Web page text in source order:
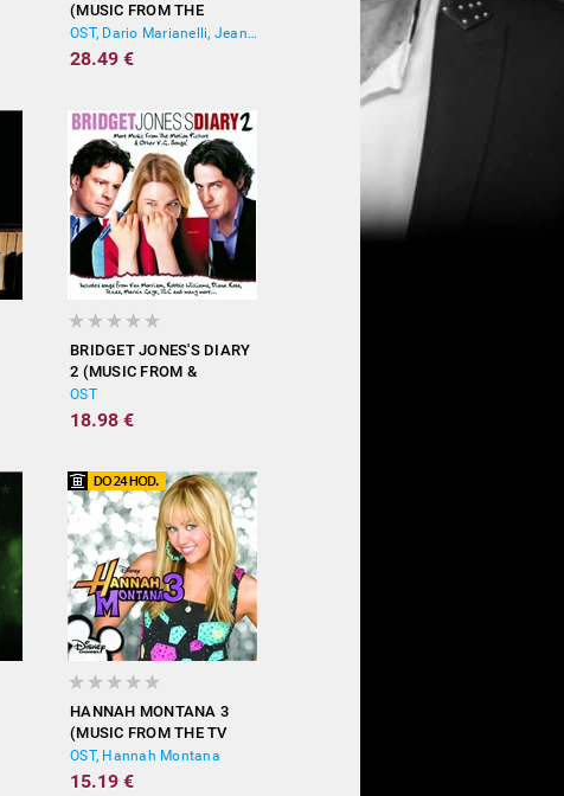
(MUSIC FROM THE
MOTION PICTURE)
OST, Dario Marianelli, Jean-Yves Thibaudet
28.49 €
BRIDGET JONES'S DIARY
2 (MUSIC FROM &
INSPIRED BY THE
MOTION PICTURE)
OST
18.98 €
HANNAH MONTANA 3
(MUSIC FROM THE TV
SHOW)
OST, Hannah Montana
15.19 €